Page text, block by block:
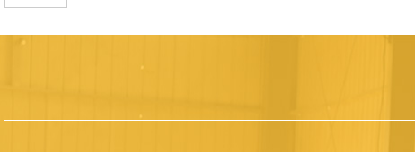
过理念更新、体制机制优化与科技创新，于2015年通过ISO 9001:2015质
内市场份额稳步提升，并获得质量诚信AAA 级企业荣誉证书。 在产品
研发LYL系列节能精密型智能化电炉、窑炉产品，多项产品通过相关权威
准、智能自动化程度高、运行稳定、保温性能优良、全程电脑控制、可
点；产品安全方面，已通过欧盟CE认证。 公司凭借技术积累与产品优
技型中小企业、洛阳市企业研发中心（证书编号：202207080）、河